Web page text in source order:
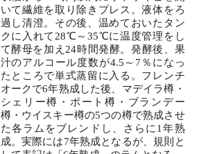
いて繊維を取り除きプレス。液体をろ
過し清澄。その後、温めておいたタン
クに入れて28℃～35℃に温度管理をし
て酵母を加え24時間発酵。発酵後、果
汁のアルコール度数が4.5～7％になっ
たところで単式蒸留に入る。フレンチ
オークで6年熟成した後、マデイラ樽・
シェリー樽・ポート樽・ブランデー
樽・ウイスキー樽の5つの樽で熟成させ
た各ラムをブレンドし、さらに1年熟
成。実際には7年熟成となるが、規則と